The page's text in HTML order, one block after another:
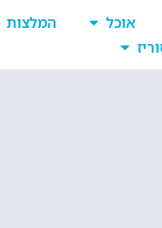
אוכל המלצות